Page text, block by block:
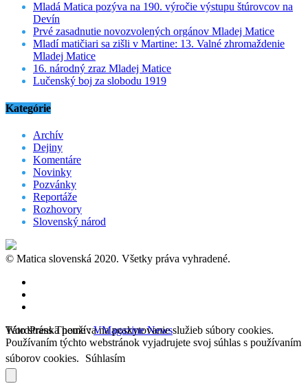
Mladá Matica pozýva na 190. výročie výstupu štúrovcov na
Devín
Prvé zasadnutie novozvolených orgánov Mladej Matice
Mladí matičiari sa zišli v Martine: 13. Valné zhromaždenie
Mladej Matice
16. národný zraz Mladej Matice
Lučenský boj za slobodu 1919
Kategórie
Archív
Dejiny
Komentáre
Novinky
Pozvánky
Reportáže
Rozhovory
Slovenský národ
© Matica slovenská 2020. Všetky práva vyhradené.
WordPress Theme :VMagazine News
Táto stránka používa na poskytovanie služieb súbory cookies.
Používaním týchto webstránok vyjadrujete svoj súhlas s používaním
súborov cookies.
Súhlasím